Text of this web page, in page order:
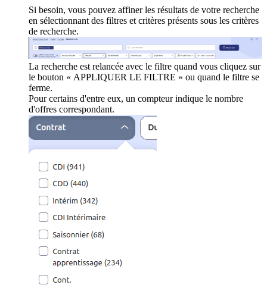
Si besoin, vous pouvez affiner les résultats de votre recherche
en sélectionnant des filtres et critères présents sous les critères
de recherche.
La recherche est relancée avec le filtre quand vous cliquez sur
le bouton « APPLIQUER LE FILTRE » ou quand le filtre se
ferme.
Pour certains d'entre eux, un compteur indique le nombre
d'offres correspondant.